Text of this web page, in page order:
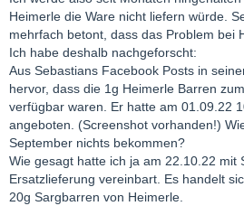
Heimerle die Ware nicht liefern würde.
mehrfach betont, dass das Problem bei
Ich habe deshalb nachgeforscht:
Aus Sebastians Facebook Posts in
hervor, dass die 1g Heimerle Barren
verfügbar waren. Er hatte am 01.09.22
angeboten. (Screenshot vorhanden!)
September nichts bekommen?
Wie gesagt hatte ich ja am 22.10.22 mit
Ersatzlieferung vereinbart. Es handelt
20g Sargbarren von Heimerle.